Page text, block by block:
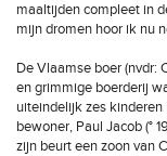
maaltijden compleet in
mijn dromen hoor ik nu
De Vlaamse boer (nvdr:
en grimmige boerderij
uiteindelijk zes kinderen
bewoner, Paul Jacob (°
zijn beurt een zoon van